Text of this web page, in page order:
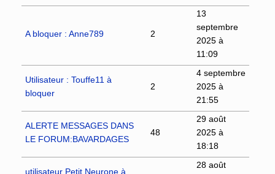
A bloquer : Anne789 2
13
septembre
2025 à
11:09
Utilisateur : Touffe11 à
bloquer
2
4 septembre
2025 à
21:55
ALERTE MESSAGES DANS
LE FORUM:BAVARDAGES
48
29 août
2025 à
18:18
utilisateur Petit Neurone à
28 août